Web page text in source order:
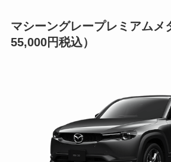
マシーングレープレミアムメ
55,000円税込）